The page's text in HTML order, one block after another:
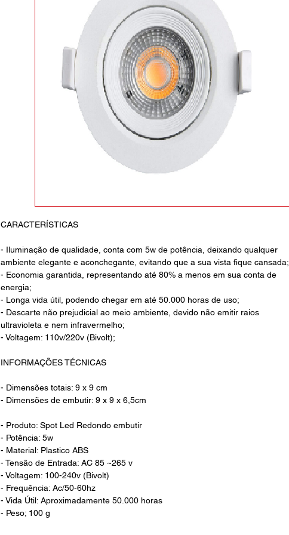
CARACTERÍSTICAS
- Iluminação de qualidade, conta com 5w de potência, deixando qualquer
ambiente elegante e aconchegante, evitando que a sua vista fique cansada;
- Economia garantida, representando até 80% a menos em sua conta de
energia;
- Longa vida útil, podendo chegar em até 50.000 horas de uso;
- Descarte não prejudicial ao meio ambiente, devido não emitir raios
ultravioleta e nem infravermelho;
- Voltagem: 110v/220v (Bivolt);
INFORMAÇÕES TÉCNICAS
- Dimensões totais: 9 x 9 cm
- Dimensões de embutir: 9 x 9 x 6,5cm
- Produto: Spot Led Redondo embutir
- Potência: 5w
- Material: Plastico ABS
- Tensão de Entrada: AC 85 ~265 v
- Voltagem: 100-240v (Bivolt)
- Frequência: Ac/50-60hz
- Vida Útil: Aproximadamente 50.000 horas
- Peso; 100 g